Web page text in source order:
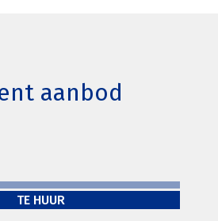
aanbod
TE HUUR